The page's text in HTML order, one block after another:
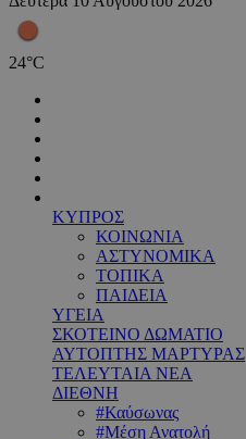
24°C
ΚΥΠΡΟΣ
ΚΟΙΝΩΝΙΑ
ΑΣΤΥΝΟΜΙΚΑ
ΤΟΠΙΚΑ
ΠΑΙΔΕΙΑ
ΥΓΕΙΑ
ΣΚΟΤΕΙΝΟ ΔΩΜΑΤΙΟ
ΑΥΤΟΠΤΗΣ ΜΑΡΤΥΡΑΣ
ΤΕΛΕΥΤΑΙΑ ΝΕΑ
ΔΙΕΘΝΗ
#Καύσωνας
#Μέση Ανατολή